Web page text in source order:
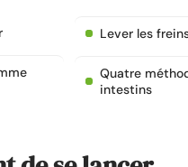
Lever les
Quatre
intestins